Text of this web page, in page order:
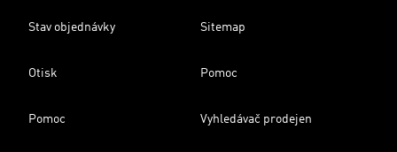
Stav objednávky Sitemap
Otisk Pomoc
Pomoc Vyhledávač prodejen